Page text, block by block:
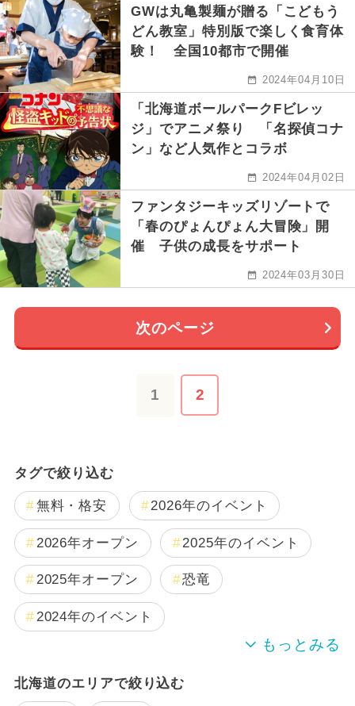
GWは丸亀製麺が贈る「こどもう
どん教室」特別版で楽しく食育体
験！ 全国10都市で開催
2024年04月10日
「北海道ボールパークFビレッ
ジ」でアニメ祭り 「名探偵コナ
ン」など人気作とコラボ
2024年04月02日
ファンタジーキッズリゾートで
「春のぴょんぴょん大冒険」開
催 子供の成長をサポート
2024年03月30日
次のページ
1 2
タグで絞り込む
無料・格安 2026年のイベント
2026年オープン 2025年のイベント
2025年オープン 恐竜
2024年のイベント
夏休み 雨の日OK
北海道のエリアで絞り込む